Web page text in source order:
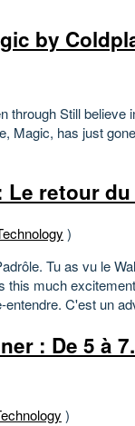
by
through Still believe
Magic, has just
retour
)
Tu as vu le
much
C'est un
: De 5 à
)